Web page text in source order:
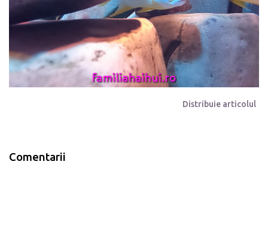
Distribuie articolul
Comentarii